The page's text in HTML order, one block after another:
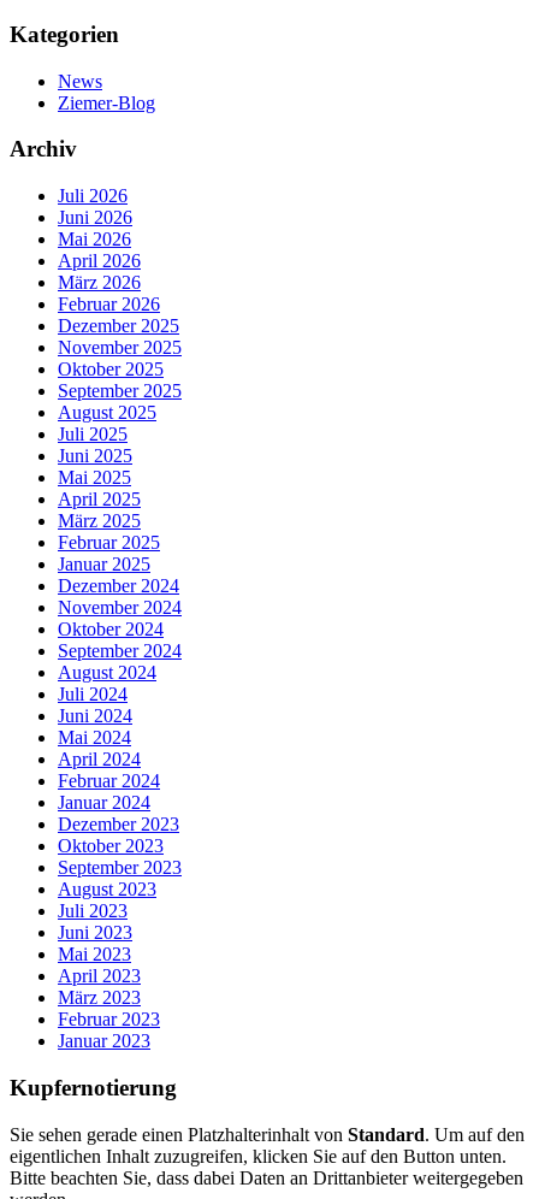
Kategorien
News
Ziemer-Blog
Archiv
Juli 2026
Juni 2026
Mai 2026
April 2026
März 2026
Februar 2026
Dezember 2025
November 2025
Oktober 2025
September 2025
August 2025
Juli 2025
Juni 2025
Mai 2025
April 2025
März 2025
Februar 2025
Januar 2025
Dezember 2024
November 2024
Oktober 2024
September 2024
August 2024
Juli 2024
Juni 2024
Mai 2024
April 2024
Februar 2024
Januar 2024
Dezember 2023
Oktober 2023
September 2023
August 2023
Juli 2023
Juni 2023
Mai 2023
April 2023
März 2023
Februar 2023
Januar 2023
Kupfernotierung
Sie sehen gerade einen Platzhalterinhalt von Standard. Um auf den
eigentlichen Inhalt zuzugreifen, klicken Sie auf den Button unten.
Bitte beachten Sie, dass dabei Daten an Drittanbieter weitergegeben